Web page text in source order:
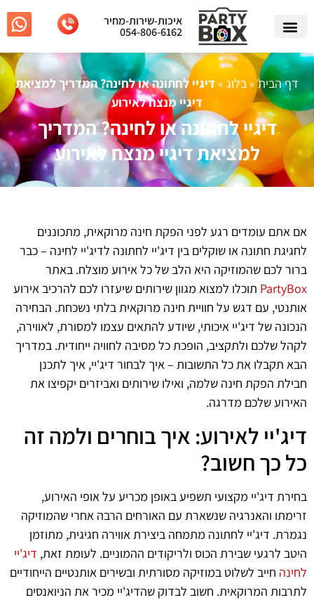
איכות-שירות-מחיר
054-806-6162
דף הבית»בלוג » דיגיי לחתונה או לחינה? המדריך למציאת
דיגיי מנצח לאירוע
דיגיי לחתונה או לחינה? המדריך
למציאת דיגיי מנצח לאירוע
אם אתם עומדים רגע לפני הפקת חינה מרוקאית, מתכוננים
לחגיגת חתונה או שוקלים בין דיג'יי לחתונה לדיג'יי לחינה – כבר
ברור לכם שהמוזיקה היא הלב של כל אירוע מוצלח. באתר
PartyBox תוכלו למצוא מגוון שירותים שיעזרו לכם להרכיב אירוע
אותנטי, עם דגש על חוויית חינה מרוקאית בלתי נשכחת. הבחירה
הנכונה של דיג'יי איכותי, שיודע להתאים עצמו למסורת, לאווירה,
לקהל שלכם ולתקציב, הופכת כל מסיבה לחוויה ייחודית. במדריך
הבא תקבלו את כל התשובות – איך לבחור דיג'יי, איך לתכנן
חבילת הפקת חינה שלמה, ואילו שירותים ואביזרים יקפיצו את
האירוע שלכם מדרגה.
דיג'יי לאירוע: איך בוחרים ולמה זה
כל כך חשוב?
בחירת דיג'יי מקצועי תשפיע באופן מכריע על אופי האירוע,
זרימתו והאנרגיה שנשארת עם האורחים הרבה אחרי שהמוזיקה
נגמרת. דיג'יי לחתונה מתמחה ביצירת אווירה חגיגית, מתוזמן
היטב לרגעי שבירת הכוס ולריקודים ההמוניים. לעומת זאת, דיג'יי
לחינה חייב לשלוט במוזיקה מסורתית ובשירים אותנטיים הייחודיים
לתרבות המרוקאית. חשוב לבדוק שהדיג'יי מכיר את הניואנסים